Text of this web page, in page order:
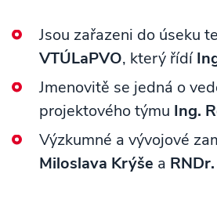
Jsou zařazeni do úseku
VTÚLaPVO, který řídí
Jmenovitě se jedná o
projektového týmu Ing.
Výzkumné a vývojové
Miloslava Krýše a